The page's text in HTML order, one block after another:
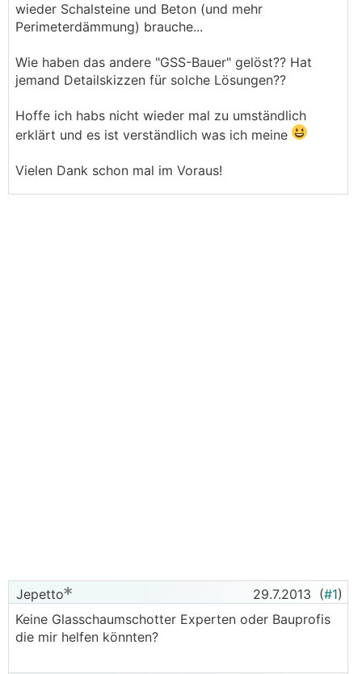
wieder Schalsteine und Beton (und mehr
Perimeterdämmung) brauche...
Wie haben das andere "GSS-Bauer" gelöst?? Hat
jemand Detailskizzen für solche Lösungen??
Hoffe ich habs nicht wieder mal zu umständlich
erklärt und es ist verständlich was ich meine
Vielen Dank schon mal im Voraus!
Jepetto 29.7.2013 (#1)
Keine Glasschaumschotter Experten oder Bauprofis
die mir helfen könnten?